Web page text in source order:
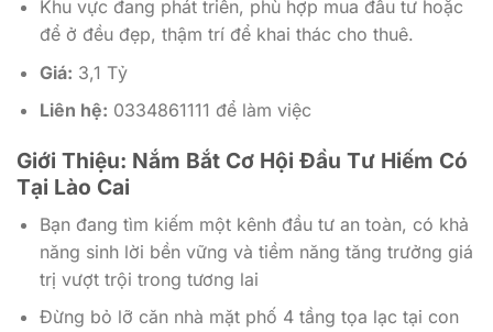
Khu vực đang phát triển, phù hợp mua đầu tư hoặc
để ở đều đẹp, thậm trí để khai thác cho thuê.
Giá: 3,1 Tỷ
Liên hệ: 0334861111 để làm việc
Giới Thiệu: Nắm Bắt Cơ Hội Đầu Tư Hiếm Có
Tại Lào Cai
Bạn đang tìm kiếm một kênh đầu tư an toàn, có khả
năng sinh lời bền vững và tiềm năng tăng trưởng giá
trị vượt trội trong tương lai
Đừng bỏ lỡ căn nhà mặt phố 4 tầng tọa lạc tại con